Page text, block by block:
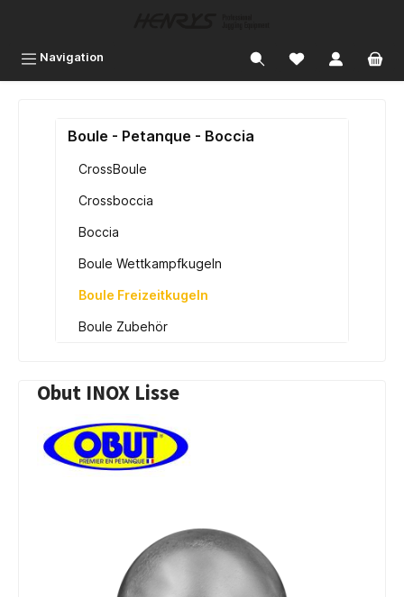
Navigation
Boule - Petanque - Boccia
CrossBoule
Crossboccia
Boccia
Boule Wettkampfkugeln
Boule Freizeitkugeln
Boule Zubehör
Obut INOX Lisse